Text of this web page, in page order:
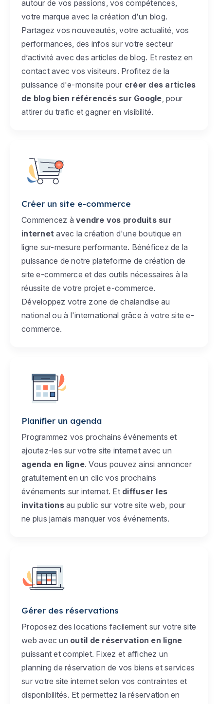
autour de vos passions, vos compétences,
votre marque avec la création d'un blog.
Partagez vos nouveautés, votre actualité, vos
performances, des infos sur votre secteur
d’activité avec des articles de blog. Et restez en
contact avec vos visiteurs. Profitez de la
puissance d'e-monsite pour créer des articles
de blog bien référencés sur Google , pour
attirer du trafic et gagner en visibilité.
Créer un site e-commerce
Commencez à vendre vos produits sur
internet avec la création d'une boutique en
ligne sur-mesure performante. Bénéficez de la
puissance de notre plateforme de création de
site e-commerce et des outils nécessaires à la
réussite de votre projet e-commerce.
Développez votre zone de chalandise au
national ou à l'international grâce à votre site e-
commerce.
Planifier un agenda
Programmez vos prochains événements et
ajoutez-les sur votre site internet avec un
agenda en ligne. Vous pouvez ainsi annoncer
gratuitement en un clic vos prochains
événements sur internet. Et diffuser les
invitationsau public sur votre site web, pour
ne plus jamais manquer vos événements.
Gérer des réservations
Proposez des locations facilement sur votre site
web avec un outil de réservation en ligne
puissant et complet. Fixez et affichez un
planning de réservation de vos biens et services
sur votre site internet selon vos contraintes et
disponibilités. Et permettez la réservation en